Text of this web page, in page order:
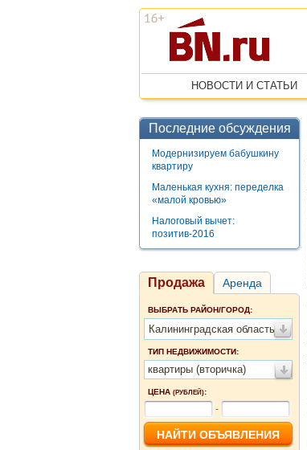
НОВОСТИ И СТАТЬИ
Последние обсуждения
Модернизируем бабушкину
квартиру
Маленькая кухня: переделка
«малой кровью»
Налоговый вычет:
позитив-2016
Продажа Аренда
ВЫБРАТЬ РАЙОН/ГОРОД:
Калининградская область
ТИП НЕДВИЖИМОСТИ:
квартиры (вторичка)
ЦЕНА (РУБЛЕЙ):
-